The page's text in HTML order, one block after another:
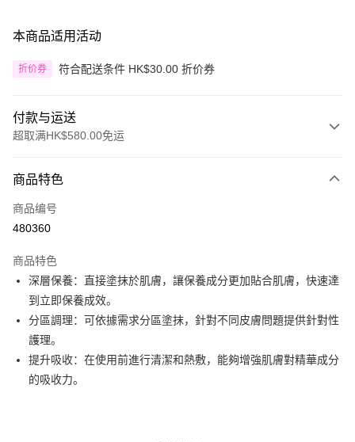
本商品适用活动
折价券 符合配送条件 HK$30.00 折价券
付款与运送
超取满HK$580.00免运
信用卡
Apple Pay
AlipayHK
PayMe
WeChat Pay
其他转移资金的方式
相关说明
商品特色
商品编号
480360
商品特色
深層保養：直接塗抹於肌膚，讓保養成分更加貼合肌膚，快速達
到立即保養成效。
分區調理：可依據需求分區塗抹，針對不同皮膚問題提供針對性
護理。
提升吸收：在使用前進行清潔和熱敷，能夠增強肌膚對精華成分
的吸收力。